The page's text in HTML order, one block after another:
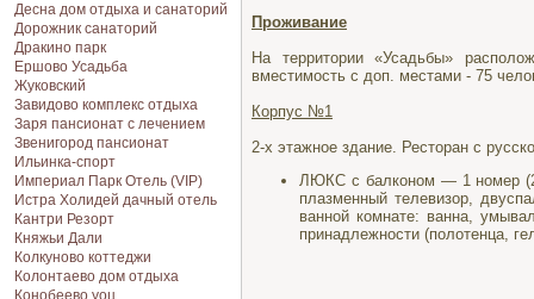
Десна дом отдыха и санаторий
Дорожник санаторий
Дракино парк
Ершово Усадьба
Жуковский
Завидово комплекс отдыха
Заря пансионат с лечением
Звенигород пансионат
Ильинка-спорт
Империал Парк Отель (VIP)
Истра Холидей дачный отель
Кантри Резорт
Княжьи Дали
Колкуново коттеджи
Колонтаево дом отдыха
Конобеево уоц
Проживание
На территории «Усадьбы»
вместимость с доп. местами - 75
Корпус №1
2-х этажное здание. Ресторан с
ЛЮКС с балконом — 1 номер
плазменный телевизор,
ванной комнате: ванна,
принадлежности (полотенца,